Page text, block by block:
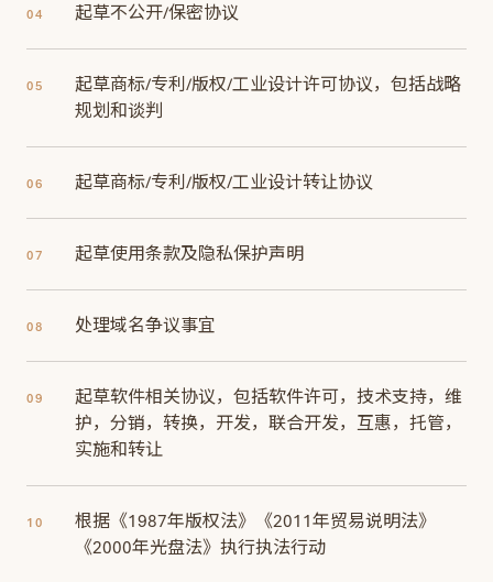
04 起草不公开/保密协议
05
起草商标/专利/版权/工业设计许可协议，包括战略
规划和谈判
06 起草商标/专利/版权/工业设计转让协议
07 起草使用条款及隐私保护声明
08 处理域名争议事宜
09
起草软件相关协议，包括软件许可，技术支持，维
护，分销，转换，开发，联合开发，互惠，托管，
实施和转让
10
根据《1987年版权法》《2011年贸易说明法》
《2000年光盘法》执行执法行动